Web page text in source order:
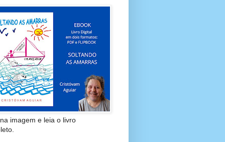
imagem e leia o livro